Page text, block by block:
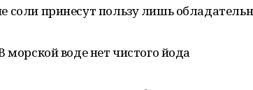
соли принесут пользу лишь
морской воде нет чистого йода